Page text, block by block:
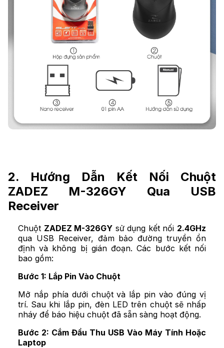
2. Hướng Dẫn Kết Nối Chuột
ZADEZ M-326GY Qua USB
Receiver
Chuột ZADEZ M-326GY sử dụng kết nối 2.4GHz
qua USB Receiver, đảm bảo đường truyền ổn
định và không bị gián đoạn. Các bước kết nối
bao gồm:
Bước 1: Lắp Pin Vào Chuột
Mở nắp phía dưới chuột và lắp pin vào đúng vị
trí. Sau khi lắp pin, đèn LED trên chuột sẽ nhấp
nháy để báo hiệu chuột đã sẵn sàng hoạt động.
Bước 2: Cắm Đầu Thu USB Vào Máy Tính Hoặc
Laptop